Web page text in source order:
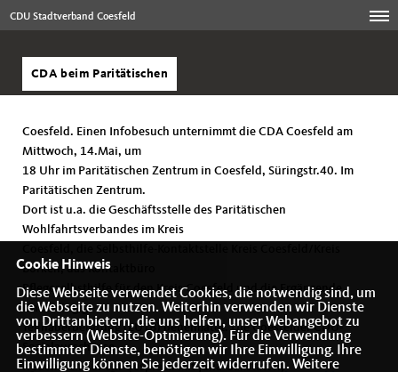
CDU Stadtverband Coesfeld
CDA beim Paritätischen
Coesfeld. Einen Infobesuch unternimmt die CDA Coesfeld am
Mittwoch, 14.Mai, um
18 Uhr im Paritätischen Zentrum in Coesfeld, Süringstr.40. Im
Paritätischen Zentrum.
Dort ist u.a. die Geschäftsstelle des Paritätischen
Wohlfahrtsverbandes im Kreis
Borken, das Kontaktbüro
Pflegeselbsthilfe für den Kreis Coesfeld und die Ergänzende
Unabhängige
Teilhaberberatung (EUTB) beheimatet. Die Coesfelder CDU-
Sozialausschüsse
freuen sich auf ein Gespräch mit Julia Gakstatter,
Cookie Hinweis
Diese Webseite verwendet Cookies, die notwendig sind, um
die Webseite zu nutzen. Weiterhin verwenden wir Dienste
von Drittanbietern, die uns helfen, unser Webangebot zu
verbessern (Website-Optmierung). Für die Verwendung
bestimmter Dienste, benötigen wir Ihre Einwilligung. Ihre
Einwilligung können Sie jederzeit widerrufen. Weitere